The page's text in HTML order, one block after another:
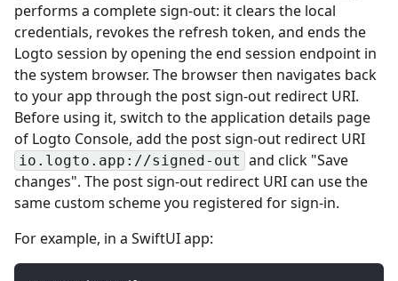
performs a complete sign-out: it clears the local
credentials, revokes the refresh token, and ends the
Logto session by opening the end session endpoint in
the system browser. The browser then navigates back
to your app through the post sign-out redirect URI.
Before using it, switch to the application details page
of Logto Console, add the post sign-out redirect URI
io.logto.app://signed-out and click "Save
changes". The post sign-out redirect URI can use the
same custom scheme you registered for sign-in.
For example, in a SwiftUI app: